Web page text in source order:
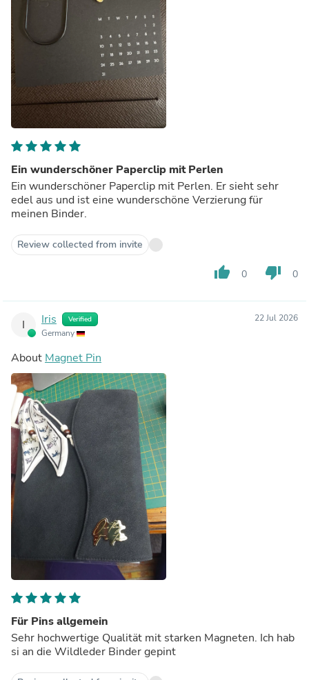
Ein wunderschöner Paperclip mit Perlen
Ein wunderschöner Paperclip mit Perlen. Er sieht sehr
edel aus und ist eine wunderschöne Verzierung für
meinen Binder.
Review collected from invite
thumb_up 0 thumb_down 0
I Iris Verified
Germany
22 Jul 2026
About Magnet Pin
Für Pins allgemein
Sehr hochwertige Qualität mit starken Magneten. Ich hab
si an die Wildleder Binder gepint